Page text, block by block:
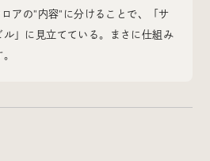
ンバーが見つけた気になるあれこ
紹介しています。
アの"内容"に分けることで、「サ
」に見立てている。まさに仕組み